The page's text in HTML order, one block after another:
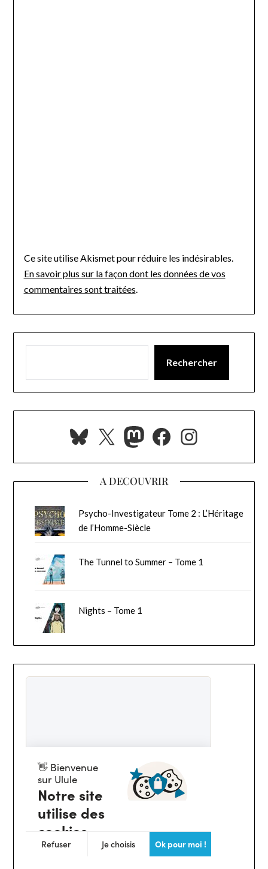
Ce site utilise Akismet pour réduire les indésirables.
En savoir plus sur la façon dont les données de vos
commentaires sont traitées.
Rechercher
Bluesky
X Mastodon
Facebook
A DECOUVRIR
Psycho-Investigateur Tome 2 : L’Héritage
de l’Homme-Siècle
The Tunnel to Summer – Tome 1
Nights – Tome 1